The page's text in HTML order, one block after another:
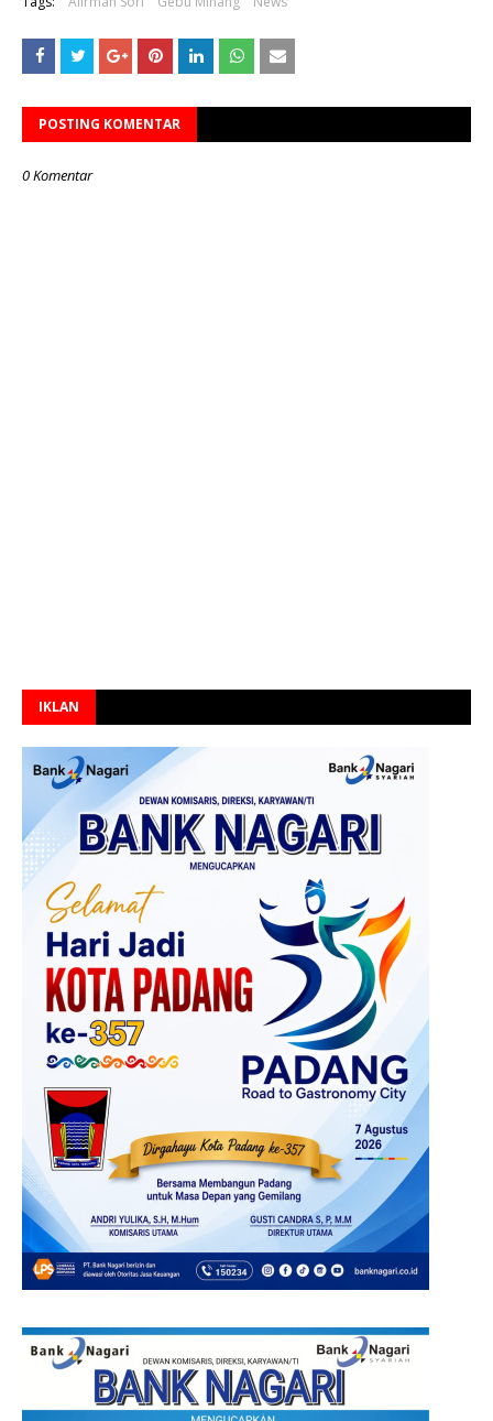
POSTING KOMENTAR
0 Komentar
IKLAN